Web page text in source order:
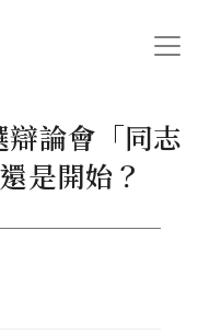
辯論會「同志
是開始？
治系畢業後，移